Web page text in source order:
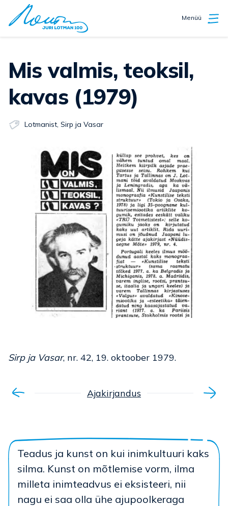
Menüü
Mis valmis, teoksil,
kavas (1979)
Lotmanist, Sirp ja Vasar
Sirp ja Vasar, nr. 42, 19. oktoober 1979.
Ajakirjandus
Teadus ja kunst on kui inimkultuuri kaks
silma. Kunst on mõtlemise vorm, ilma
milleta inimteadvus ei eksisteeri, nii
nagu ei saa olla ühe ajupoolkeraga